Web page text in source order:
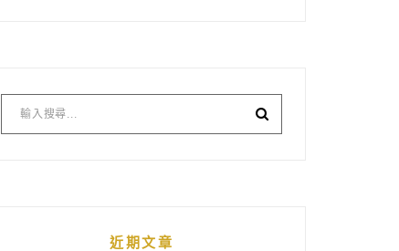
近期文章